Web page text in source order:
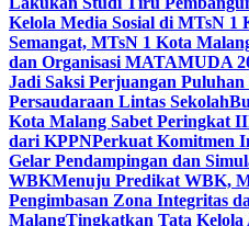
Kelola Media Sosial di MTsN 1
Semangat, MTsN 1 Kota
dan Organisasi MATAMUDA
Jadi Saksi Perjuangan
Persaudaraan Lintas Sekolah
Kota Malang Sabet Peringkat
dari KPPNPerkuat Komitmen
Gelar Pendampingan dan
WBKMenuju Predikat WBK,
Pengimbasan Zona Integritas
MalangTingkatkan Tata